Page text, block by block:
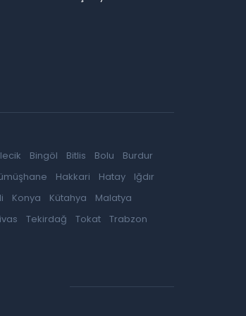
Bingöl Bitlis Bolu
Burdur
Hakkari Hatay
Iğdır
Konya Kütahya
Malatya
Tekirdağ Tokat Trabzon